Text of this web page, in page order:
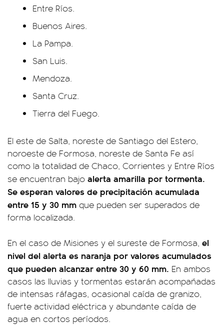
Entre Ríos.
Buenos Aires.
La Pampa.
San Luis.
Mendoza.
Santa Cruz.
Tierra del Fuego.
El este de Salta, noreste de Santiago del Estero,
noroeste de Formosa, noreste de Santa Fe así
como la totalidad de Chaco, Corrientes y Entre Ríos
se encuentran bajo alerta amarilla por tormenta.
Se esperan valores de precipitación acumulada
entre 15 y 30 mm que pueden ser superados de
forma localizada.
En el caso de Misiones y el sureste de Formosa, el
nivel del alerta es naranja por valores acumulados
que pueden alcanzar entre 30 y 60 mm. En ambos
casos las lluvias y tormentas estarán acompañadas
de intensas ráfagas, ocasional caída de granizo,
fuerte actividad eléctrica y abundante caída de
agua en cortos períodos.